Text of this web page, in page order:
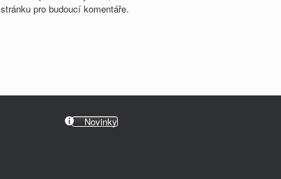
stránku pro budoucí komentáře.
Novinky